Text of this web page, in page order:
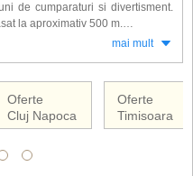
de cumparaturi si divertisment.
la aproximativ 500 m.
mai mult
Oferte
Cluj Napoca
Oferte
Timisoara